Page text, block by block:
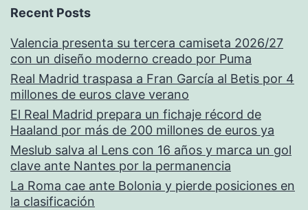
Recent Posts
Valencia presenta su tercera camiseta 2026/27
con un diseño moderno creado por Puma
Real Madrid traspasa a Fran García al Betis por 4
millones de euros clave verano
El Real Madrid prepara un fichaje récord de
Haaland por más de 200 millones de euros ya
Meslub salva al Lens con 16 años y marca un gol
clave ante Nantes por la permanencia
La Roma cae ante Bolonia y pierde posiciones en
la clasificación